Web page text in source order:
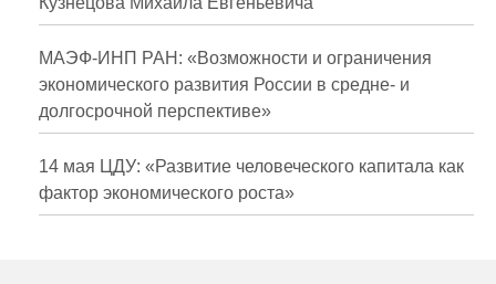
Публикации
Научная жизнь
Издания
Проблемы прогнозирования
О журнале
МАЭФ-ИНП РАН: «Возможности и ограничения
экономического развития России в средне- и
долгосрочной перспективе»
14 мая ЦДУ: «Развитие человеческого капитала как
фактор экономического роста»